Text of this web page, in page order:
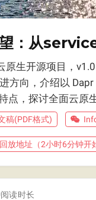
：从
原生开源项目，
方向，介绍以
点，探讨全面云原
稿(PDF格式)
放地址（2小时6分钟开
读时长